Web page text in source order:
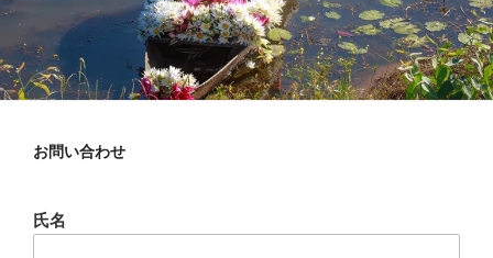
お問い合わせ
氏名